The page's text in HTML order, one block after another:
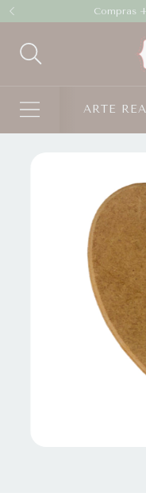
Compras
ARTE